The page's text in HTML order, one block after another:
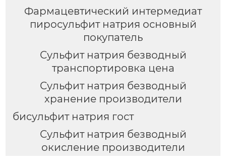
Фармацевтический интермедиат
пиросульфит натрия основный
покупатель
Сульфит натрия безводный
транспортировка цена
Сульфит натрия безводный
хранение производители
бисульфит натрия гост
Сульфит натрия безводный
окисление производители